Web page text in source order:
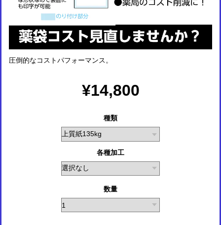
圧倒的なコストパフォーマンス。
¥14,800
種類
各種加工
数量